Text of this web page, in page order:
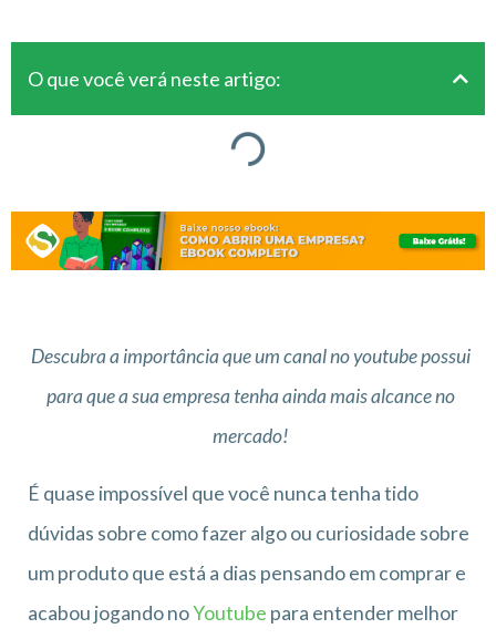
O que você verá neste artigo:
Descubra a importância que um canal no youtube possui
para que a sua empresa tenha ainda mais alcance no
mercado!
É quase impossível que você nunca tenha tido
dúvidas sobre como fazer algo ou curiosidade sobre
um produto que está a dias pensando em comprar e
acabou jogando noYoutube para entender melhor